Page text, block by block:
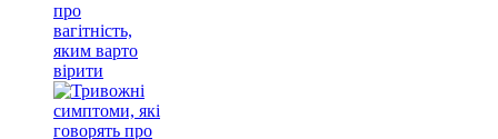
про
вагітність,
яким варто
вірити